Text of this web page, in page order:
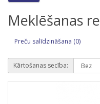
Meklēšanas
Preču salīdzināšana (0)
Kārtošanas secība: